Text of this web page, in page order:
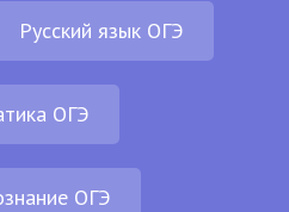
Русский язык ОГЭ
ОГЭ
ОГЭ